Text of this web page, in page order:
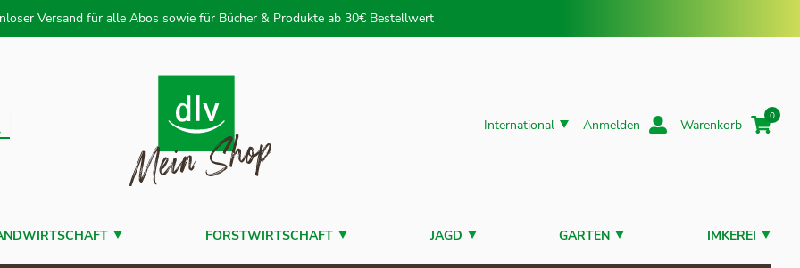
zum InhaltVersand für alle Abos sowie für Bücher & Produkte ab 30€ Bestellwert
International Anmelden Warenkorb
0
FORSTWIRTSCHAFT JAGD GARTEN IMKEREI